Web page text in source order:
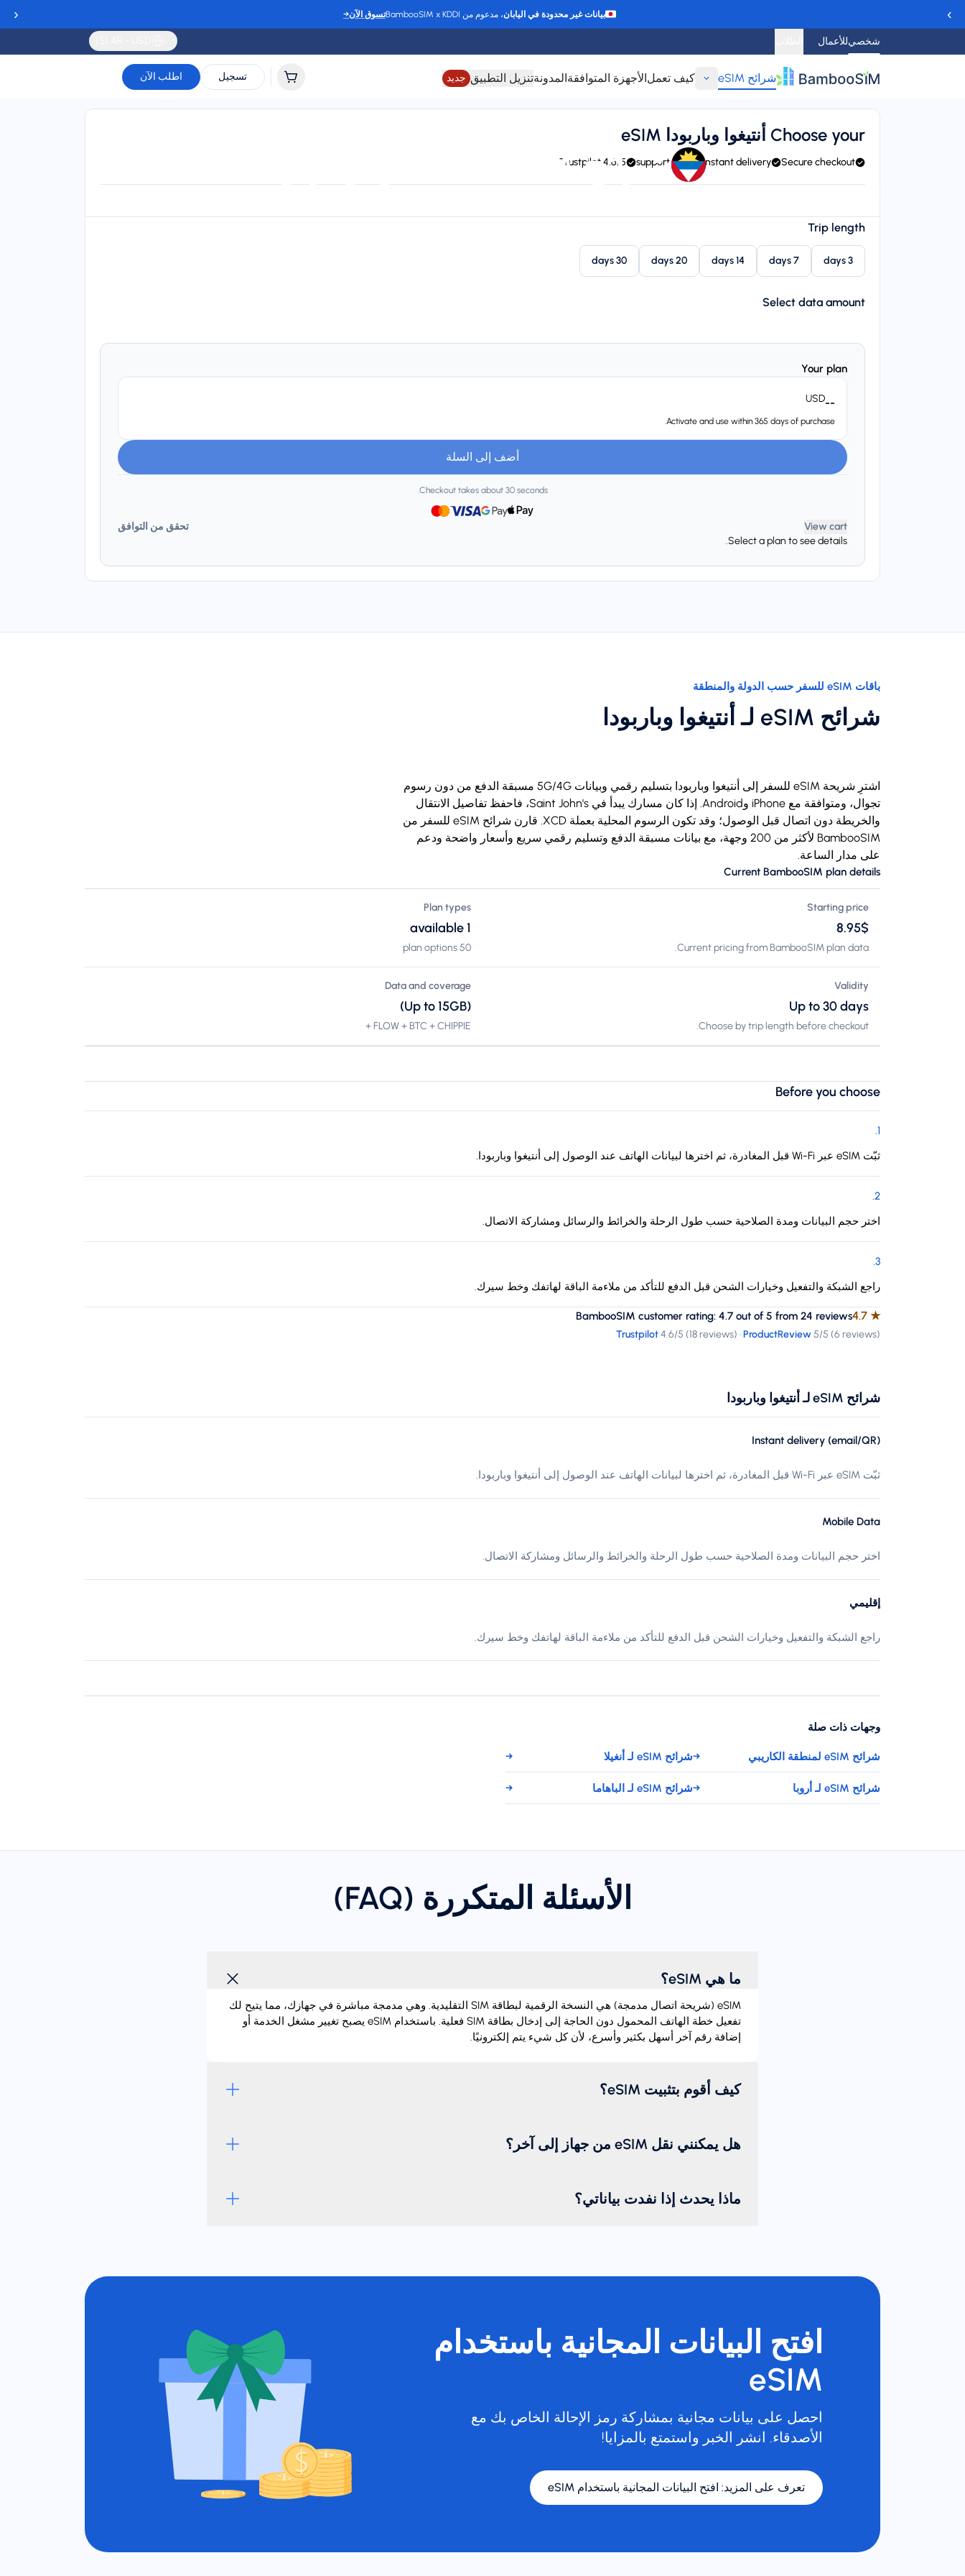
‹ بيانات غير محدودة في اليابان، مدعوم من BambooSIM x KDDI تسوق الآن→ ›
شخصيللأعمال
شرائح eSIM كيف تعملالأجهزة المتوافقةالمدونةتنزيل التطبيق جديد تسجيل اطلب الآن
شرائح eSIM لـ أنتيغوا وباربودا
Choose your أنتيغوا وباربودا eSIM
Secure checkout
Instant delivery
24/7 support
4.6/5 Trustpilot
Trip length
3 days
7 days
14 days
20 days
30 days
Select data amount
Your plan
--
USD
Activate and use within 365 days of purchase.
أضف إلى السلة
Checkout takes about 30 seconds.
View cart
تحقق من التوافق
Select a plan to see details.
باقات eSIM للسفر حسب الدولة والمنطقة
شرائح eSIM لـ أنتيغوا وباربودا
اشترِ شريحة eSIM للسفر إلى أنتيغوا وباربودا بتسليم رقمي وبيانات 5G/4G مسبقة الدفع من دون رسوم
تجوال، ومتوافقة مع iPhone وAndroid. إذا كان مسارك يبدأ في Saint John's، فاحفظ تفاصيل الانتقال
والخريطة دون اتصال قبل الوصول؛ وقد تكون الرسوم المحلية بعملة XCD. قارن شرائح eSIM للسفر من
BambooSIM لأكثر من 200 وجهة، مع بيانات مسبقة الدفع وتسليم رقمي سريع وأسعار واضحة ودعم
على مدار الساعة.
Current BambooSIM plan details
Starting price
$‏8.95
Current pricing from BambooSIM plan data.
Plan types
1 available
50 plan options
Validity
Up to 30 days
Choose by trip length before checkout.
Data and coverage
(Up to 15GB)
FLOW + BTC + CHIPPIE +
Before you choose
1
.
ثبّت eSIM عبر Wi-Fi قبل المغادرة، ثم اخترها لبيانات الهاتف عند الوصول إلى أنتيغوا وباربودا.
2
.
اختر حجم البيانات ومدة الصلاحية حسب طول الرحلة والخرائط والرسائل ومشاركة الاتصال.
3
.
راجع الشبكة والتفعيل وخيارات الشحن قبل الدفع للتأكد من ملاءمة الباقة لهاتفك وخط سيرك.
★
4.7
BambooSIM customer rating: 4.7 out of 5 from 24 reviews
Trustpilot4.6/5 (18 reviews) ·ProductReview5/5 (6 reviews)
شرائح eSIM لـ أنتيغوا وباربودا
Instant delivery (email/QR)
ثبّت eSIM عبر Wi-Fi قبل المغادرة، ثم اخترها لبيانات الهاتف عند الوصول إلى أنتيغوا وباربودا.
Mobile Data
اختر حجم البيانات ومدة الصلاحية حسب طول الرحلة والخرائط والرسائل ومشاركة الاتصال.
إقليمي
راجع الشبكة والتفعيل وخيارات الشحن قبل الدفع للتأكد من ملاءمة الباقة لهاتفك وخط سيرك.
وجهات ذات صلة
شرائح eSIM لمنطقة الكاريبي →شرائح eSIM لـ أنغيلا →
شرائح eSIM لـ أروبا →شرائح eSIM لـ الباهاما →
الأسئلة المتكررة (FAQ)
ما هي eSIM؟
‏eSIM (شريحة اتصال مدمجة) هي النسخة الرقمية لبطاقة SIM التقليدية. وهي مدمجة مباشرة في جهازك، مما يتيح لك
تفعيل خطة الهاتف المحمول دون الحاجة إلى إدخال بطاقة SIM فعلية. باستخدام eSIM يصبح تغيير مشغل الخدمة أو
إضافة رقم آخر أسهل بكثير وأسرع، لأن كل شيء يتم إلكترونيًا.
كيف أقوم بتثبيت eSIM؟
هل يمكنني نقل eSIM من جهاز إلى آخر؟
ماذا يحدث إذا نفدت بياناتي؟
افتح البيانات المجانية باستخدام
eSIM
احصل على بيانات مجانية بمشاركة رمز الإحالة الخاص بك مع
الأصدقاء. انشر الخبر واستمتع بالمزايا!
تعرف على المزيد: افتح البيانات المجانية باستخدام eSIM